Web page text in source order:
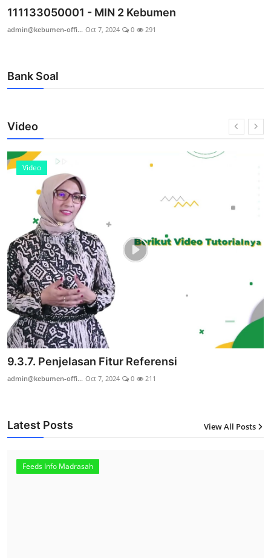
121233050009 - MTs Sultang Agung Srati
admin@kebumen-offi... Oct 7, 2024 0 235
Bank Soal
Video
Video
9.3.5. Penjelasan Fitur Dashboard
admin@kebumen-offi... Oct 7, 2024 0 249
Latest Posts View All Posts
Feeds Info Madrasah